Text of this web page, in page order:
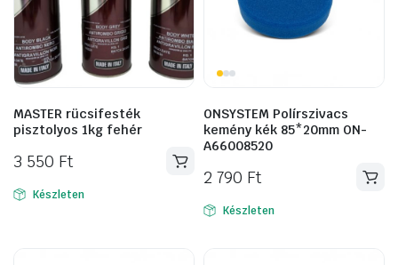
MASTER rücsifesték
pisztolyos 1kg fehér
3 550 Ft
Készleten
ONSYSTEM Polírszivacs
kemény kék 85*20mm ON-
A66008520
2 790 Ft
Készleten